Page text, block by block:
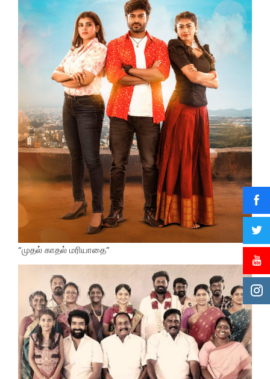
“முதல் காதல் மரியாதை”